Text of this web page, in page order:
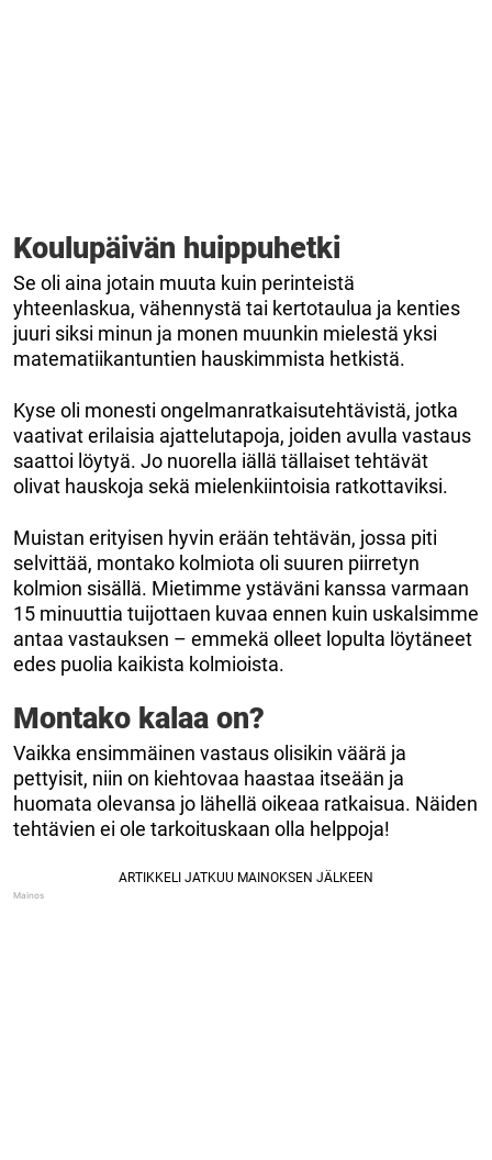
Koulupäivän huippuhetki
Se oli aina jotain muuta kuin perinteistä
yhteenlaskua, vähennystä tai kertotaulua ja kenties
juuri siksi minun ja monen muunkin mielestä yksi
matematiikantuntien hauskimmista hetkistä.
Kyse oli monesti ongelmanratkaisutehtävistä, jotka
vaativat erilaisia ajattelutapoja, joiden avulla vastaus
saattoi löytyä. Jo nuorella iällä tällaiset tehtävät
olivat hauskoja sekä mielenkiintoisia ratkottaviksi.
Muistan erityisen hyvin erään tehtävän, jossa piti
selvittää, montako kolmiota oli suuren piirretyn
kolmion sisällä. Mietimme ystäväni kanssa varmaan
15 minuuttia tuijottaen kuvaa ennen kuin uskalsimme
antaa vastauksen – emmekä olleet lopulta löytäneet
edes puolia kaikista kolmioista.
Montako kalaa on?
Vaikka ensimmäinen vastaus olisikin väärä ja
pettyisit, niin on kiehtovaa haastaa itseään ja
huomata olevansa jo lähellä oikeaa ratkaisua. Näiden
tehtävien ei ole tarkoituskaan olla helppoja!